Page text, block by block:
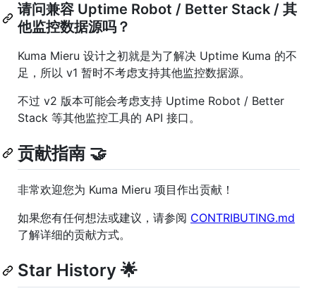
请问兼容 Uptime Robot / Better Stack / 其
他监控数据源吗？
Kuma Mieru 设计之初就是为了解决 Uptime Kuma 的不
足，所以 v1 暂时不考虑支持其他监控数据源。
不过 v2 版本可能会考虑支持 Uptime Robot / Better
Stack 等其他监控工具的 API 接口。
贡献指南 🤝
非常欢迎您为 Kuma Mieru 项目作出贡献！
如果您有任何想法或建议，请参阅 CONTRIBUTING.md
了解详细的贡献方式。
Star History 🌟